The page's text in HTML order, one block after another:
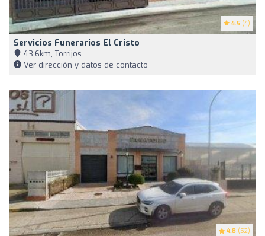
4.5 (4)
Servicios Funerarios El Cristo
43,6km, Torrijos
Ver dirección y datos de contacto
4.8 (52)